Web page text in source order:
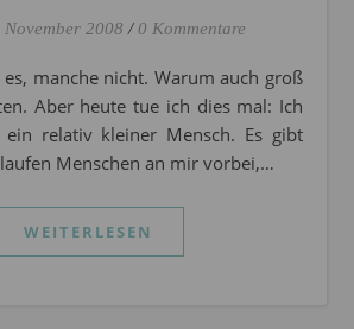
November 2008 / 0 Kommentare
Aber heute tue ich dies mal: Ich
relativ kleiner Mensch. Es gibt
Menschen an mir vorbei,…
WEITERLESEN